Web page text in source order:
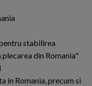
stabilirea
din Romania"
in Romania, precum si